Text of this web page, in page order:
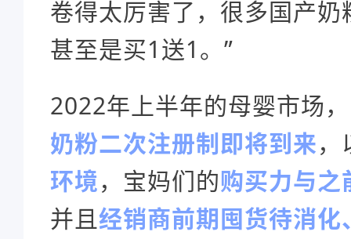
卷得太厉害了，很多国产
甚至是买1送1。”
2022年上半年的母婴市场
奶粉二次注册制即将到来，
环境，宝妈们的购买力与
并且经销商前期囤货待消